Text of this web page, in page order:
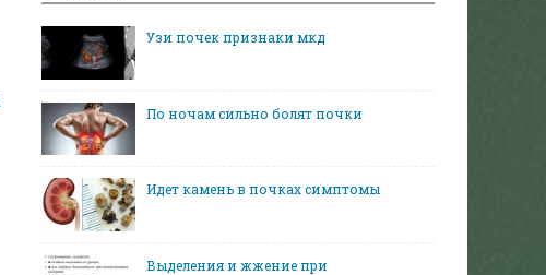
Узи почек признаки мкд
По ночам сильно болят почки
Идет камень в почках симптомы
Выделения и жжение при